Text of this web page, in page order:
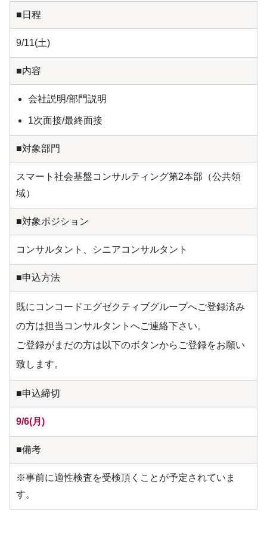
■日程
9/11(土)
■内容
会社説明/部門説明
1次面接/最終面接
■対象部門
スマート社会基盤コンサルティング第2本部（公共領
域）
■対象ポジション
コンサルタント、シニアコンサルタント
■申込方法
既にコンコードエグゼクティブグループへご登録済み
の方は担当コンサルタントへご連絡下さい。
ご登録がまだの方は以下のボタンからご登録をお願い
致します。
■申込締切
9/6(月)
■備考
※事前に適性検査を受検頂くことが予定されていま
す。